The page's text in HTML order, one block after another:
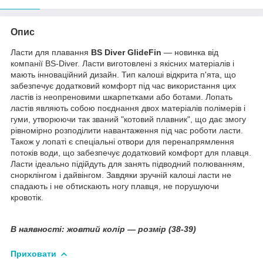
Опис
Ласти для плавання BS Diver GlideFin — новинка від
компанії BS-Diver. Ласти виготовлені з якісних матеріалів і
мають інноваційний дизайн. Тип калоші відкрита п'ята, що
забезпечує додатковий комфорт під час використання цих
ластів із неопреновими шкарпетками або ботами. Лопать
ластів являють собою поєднання двох матеріалів полімерів і
гуми, утворюючи так званий "котовий плавник", що дає змогу
рівномірно розподілити навантаження під час роботи ласти.
Також у лопаті є спеціальні отвори для перенапрямлення
потоків води, що забезпечує додатковий комфорт для плавця.
Ласти ідеально підійдуть для занять підводний полюванням,
снорклінгом і дайвінгом. Завдяки зручній калоші ласти не
спадають і не обтискають ногу плавця, не порушуючи
кровотік.
В наявності: жовтий колір — розмір (38-39)
Приховати